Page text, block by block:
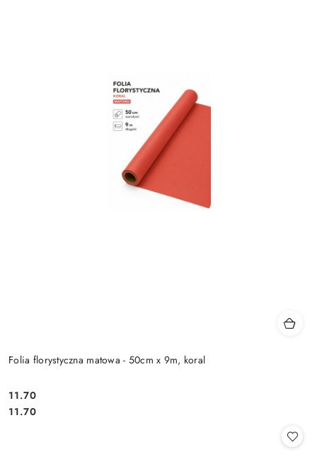
Folia florystyczna matowa - 50cm x 9m, koral
Cena:
11.70
Cena:
11.70